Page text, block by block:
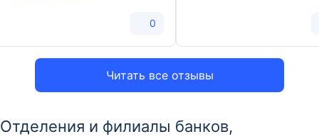
Читать все отзывы
0
Отделения и филиалы банков,